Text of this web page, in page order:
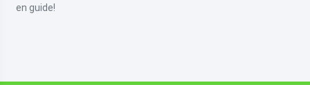
en guide!